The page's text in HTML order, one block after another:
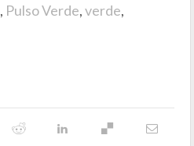
, Pulso Verde,verde,